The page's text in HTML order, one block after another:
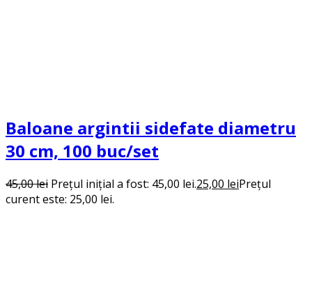
Baloane argintii sidefate diametru
30 cm, 100 buc/set
45,00lei Prețul inițial a fost: 45,00 lei.25,00 leiPrețul
curent este: 25,00 lei.